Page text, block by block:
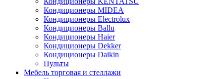
Кондиционеры MIDEA
Кондиционеры Electrolux
Кондиционеры Ballu
Кондиционеры Haier
Кондиционеры Dekker
Кондиционеры Daikin
Пульты
Мебель торговая и стеллажи